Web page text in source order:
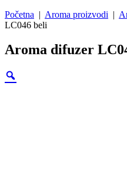
Početna | Aroma proizvodi |
LC046 beli
Aroma difuzer